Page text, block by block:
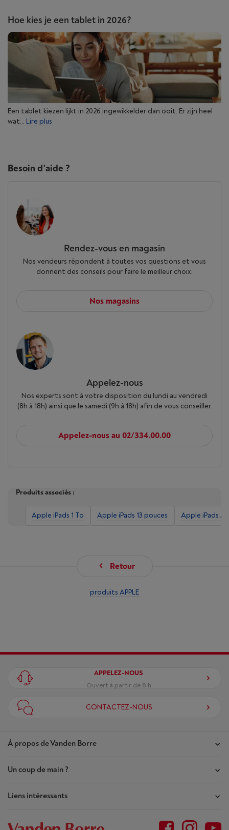
Hoe kies je een tablet in 2026?
Een tablet kiezen lijkt in 2026 ingewikkelder dan ooit. Er zijn heel
wat... Lire plus
Besoin d'aide ?
Rendez-vous en magasin
Nos vendeurs répondent à toutes vos questions et vous
donnent des conseils pour faire le meilleur choix.
Nos magasins
Appelez-nous
Nos experts sont à votre disposition du lundi au vendredi
(8h à 18h) ainsi que le samedi (9h à 18h) afin de vous conseiller.
Appelez-nous au 02/334.00.00
Produits associés :
Apple iPads 1 To Apple iPads 13 pouces Apple iPads
Retour
produits APPLE
À propos de Vanden Borre
Nos magasins
Contrat de Confiance
Un coup de main ?
Mes commandes
Liens intéressants
Outlet
APPELEZ-NOUS
Ouvert à partir de 8 h
CONTACTEZ-NOUS